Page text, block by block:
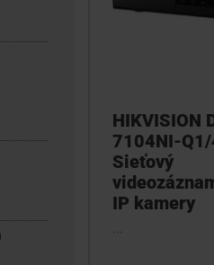
HIKVISION
7104NI-
Sieťový
IP kamery
...